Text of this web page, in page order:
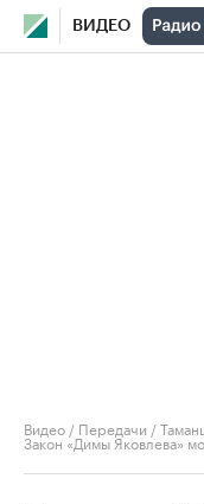
ВИДЕО
Видео / Передачи /
Закон «Димы Яковлева»